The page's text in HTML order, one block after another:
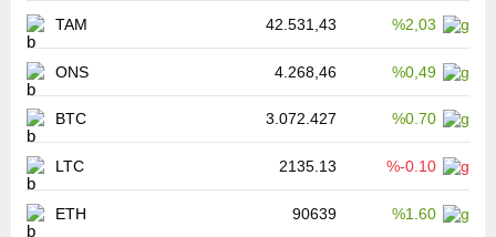
TAM 42.531,43 %2,03
ONS 4.268,46 %0,49
BTC 3.072.427 %0.70
LTC 2135.13 %-0.10
ETH 90639 %1.60